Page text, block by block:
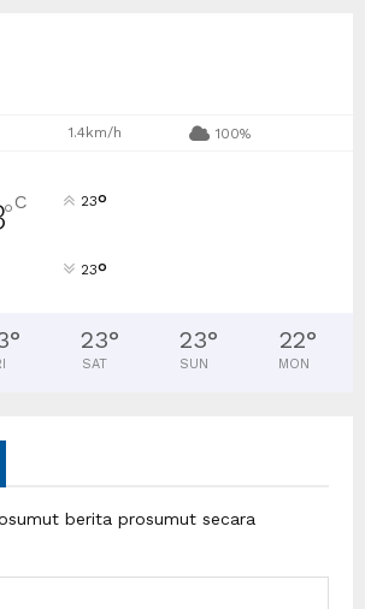
1.4km/h 100%
°C 23°
23°
° 23°
SAT
23°
SUN
22°
MON
berita prosumut secara